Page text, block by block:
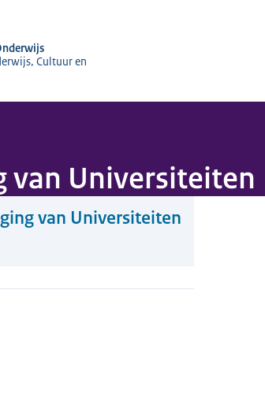
Cultuur en
van Universiteiten
van Universiteiten